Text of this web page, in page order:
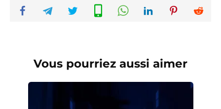
Vous pourriez aussi aimer